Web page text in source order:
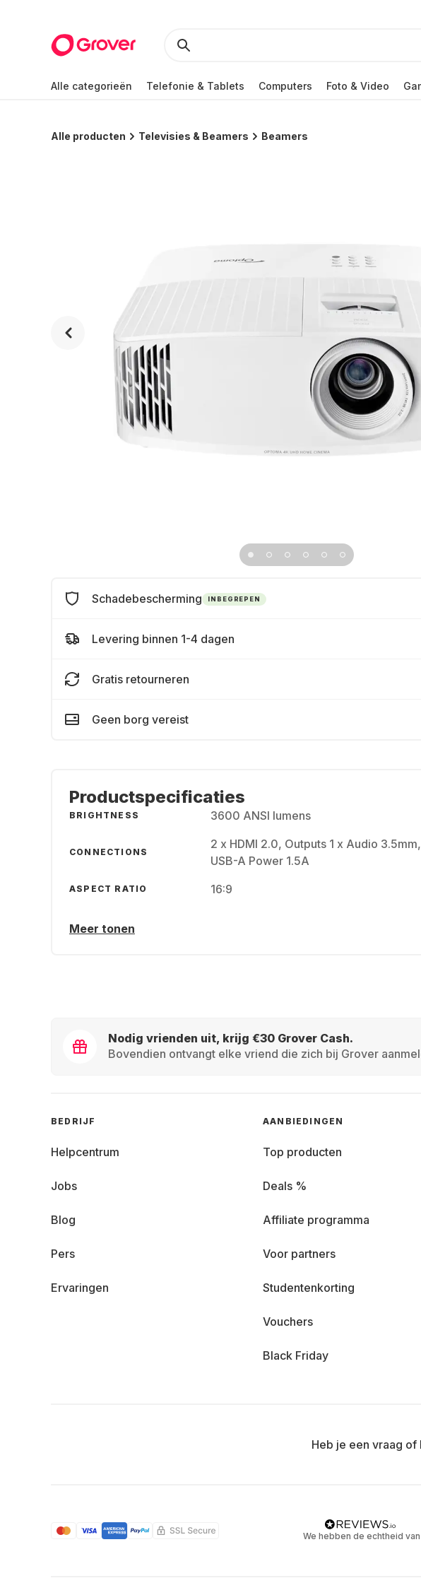
Alle categorieën Telefonie & Tablets Computers Foto & Video
Alle producten Televisies & Beamers Beamers
Schadebescherming INBEGREPEN
Levering binnen 1-4 dagen
Gratis retourneren
Geen borg vereist
Productspecificaties
BRIGHTNESS 3600 ANSI lumens
CONNECTIONS
2 x HDMI 2.0, Outputs 1 x Audio 3.5mm,
USB-A Power 1.5A
ASPECT RATIO 16:9
Meer tonen
Nodig vrienden uit, krijg €30 Grover Cash.
Bovendien ontvangt elke vriend die zich bij Grover
BEDRIJF
Helpcentrum
Jobs
Blog
Pers
Ervaringen
AANBIEDINGEN
Top producten
Deals %
Affiliate programma
Voor partners
Studentenkorting
Vouchers
Black Friday
Heb je een vraag of
We hebben de echtheid